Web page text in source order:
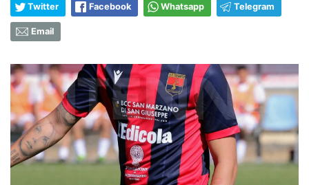
Twitter Facebook Whatsapp Telegram
Email